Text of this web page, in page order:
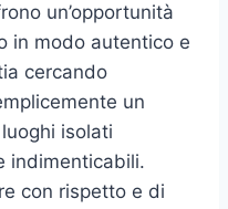
un’opportunità
in modo autentico e
cercando
un
isolati
indimenticabili.
con rispetto e di